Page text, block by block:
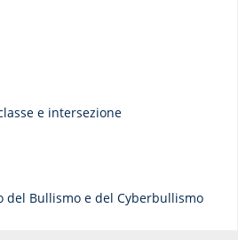
e intersezione
del Bullismo e del Cyberbullismo